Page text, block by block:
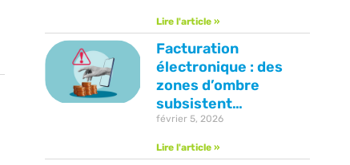
Lire l'article »
Facturation
électronique : des
zones d’ombre
subsistent…
février 5, 2026
Lire l'article »